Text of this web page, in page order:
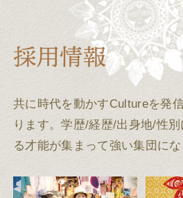
共に時代を動かすCultureを発
ります。学歴/経歴/出身地/性
る才能が集まって強い集団にな